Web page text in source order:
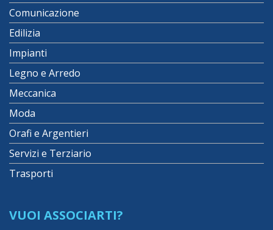
Comunicazione
Edilizia
Impianti
Legno e Arredo
Meccanica
Moda
Orafi e Argentieri
Servizi e Terziario
Trasporti
VUOI ASSOCIARTI?